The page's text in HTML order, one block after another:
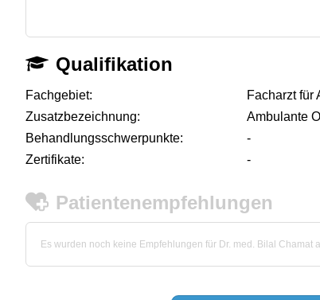
Qualifikation
Fachgebiet:
Facharzt für
Zusatzbezeichnung:
Ambulante
Behandlungsschwerpunkte:
-
Zertifikate:
-
Patientenempfehlungen
Es wurden noch keine Empfehlungen für Dr. med. Bilal Chamat